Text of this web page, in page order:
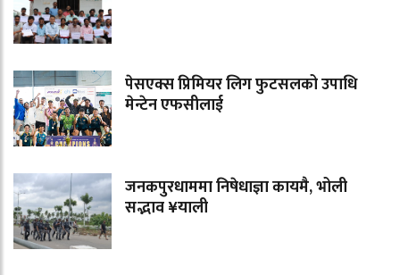
पेसएक्स प्रिमियर लिग फुटसलको उपाधि
मेन्टेन एफसीलाई
जनकपुरधाममा निषेधाज्ञा कायमै, भोली
सद्भाव ¥याली